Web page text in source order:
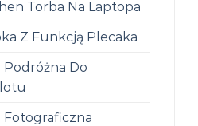
Torba Na Laptopa
Z Funkcją Plecaka
Podróżna Do
Fotograficzna